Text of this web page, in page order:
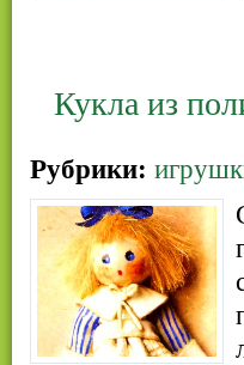
Кукла из
Рубрики: